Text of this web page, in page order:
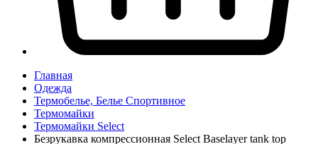
Главная
Одежда
Термобелье, Белье Спортивное
Термомайки
Термомайки Select
Безрукавка компрессионная Select Baselayer tank top